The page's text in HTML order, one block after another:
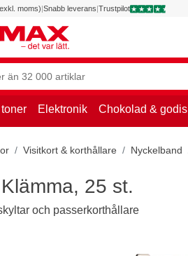
moms)|Snabb leverans|Trustpilot
Elektronik Chokolad & godis
Visitkort & korthållare Nyckelband
25 st.
och passerkorthållare